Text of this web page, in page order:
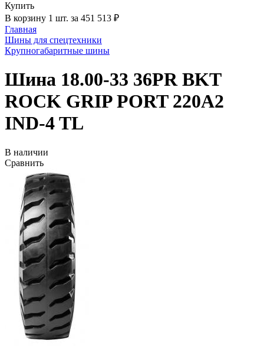
Купить
В корзину 1 шт. за 451 513 ₽
Главная
Шины для спецтехники
Крупногабаритные шины
Шина 18.00-33 36PR BKT
ROCK GRIP PORT 220A2
IND-4 TL
В наличии
Сравнить